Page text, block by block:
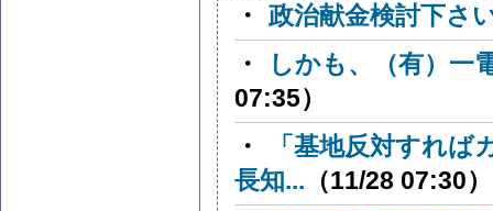
・ 政治献金検討下さ
・
しかも、（有）一
07:35）
・
「基地反対すれ
長知... （11/28 07:30）